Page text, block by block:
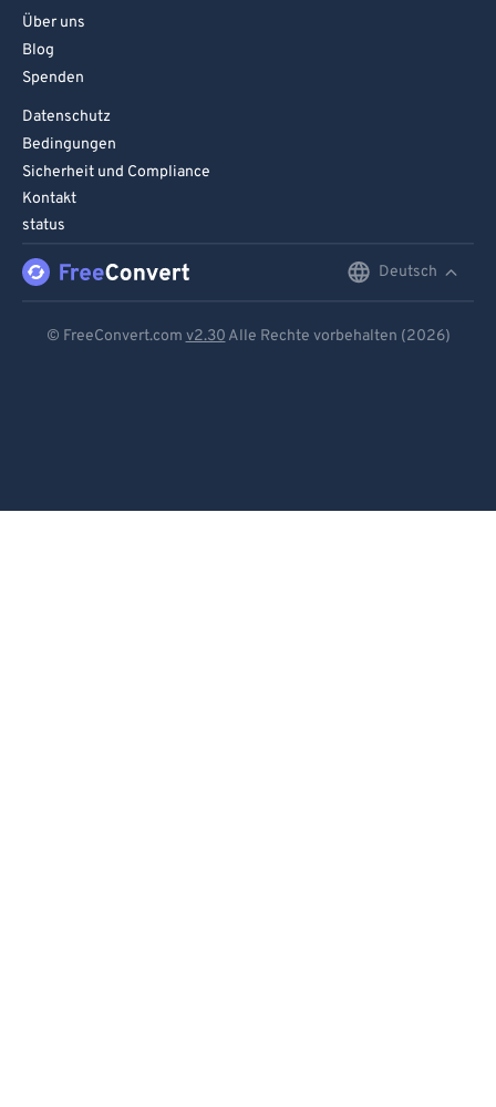
Über uns
Blog
Spenden
Datenschutz
Bedingungen
Sicherheit und Compliance
Kontakt
status
Deutsch
© FreeConvert.com v2.30 Alle Rechte vorbehalten (2026)